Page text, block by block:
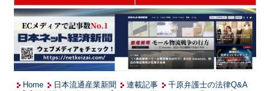
Home 日本流通産業新聞 連載記事
千原弁護士の法律Q&A